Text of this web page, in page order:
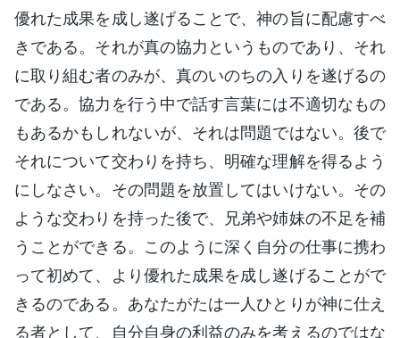
優れた成果を成し遂げることで、神の旨に配慮すべ
きである。それが真の協力というものであり、それ
に取り組む者のみが、真のいのちの入りを遂げるの
である。協力を行う中で話す言葉には不適切なもの
もあるかもしれないが、それは問題ではない。後で
それについて交わりを持ち、明確な理解を得るよう
にしなさい。その問題を放置してはいけない。その
ような交わりを持った後で、兄弟や姉妹の不足を補
うことができる。このように深く自分の仕事に携わ
って初めて、より優れた成果を成し遂げることがで
きるのである。あなたがたは一人ひとりが神に仕え
る者として、自分自身の利益のみを考えるのではな